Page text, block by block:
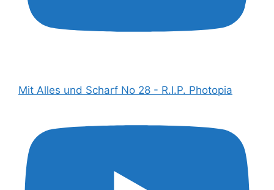
Mit Alles und Scharf No 28 - R.I.P. Photopia